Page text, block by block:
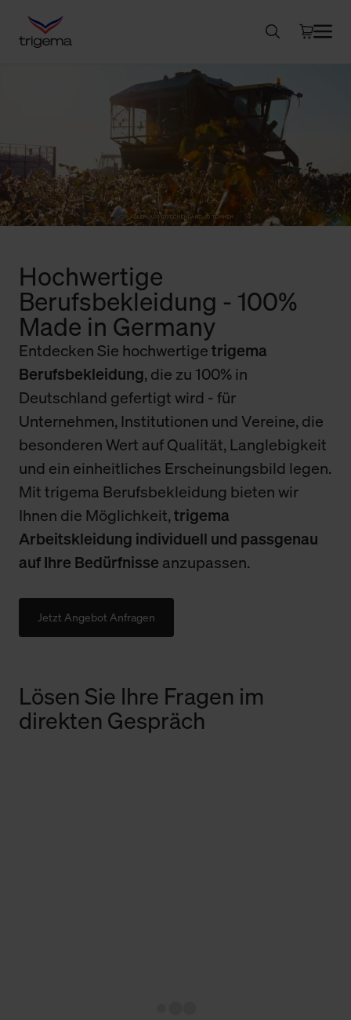
Hochwertige
Berufsbekleidung - 100%
Made in Germany
Entdecken Sie hochwertigetrigema
Berufsbekleidung, die zu 100% in
Deutschland gefertigt wird - für
Unternehmen, Institutionen und Vereine, die
besonderen Wert auf Qualität, Langlebigkeit
und ein einheitliches Erscheinungsbild legen.
Mit trigema Berufsbekleidung bieten wir
Ihnen die Möglichkeit,trigema
Arbeitskleidung individuell und passgenau
auf Ihre Bedürfnisse anzupassen.
Jetzt Angebot Anfragen
Lösen Sie Ihre Fragen im
direkten Gespräch